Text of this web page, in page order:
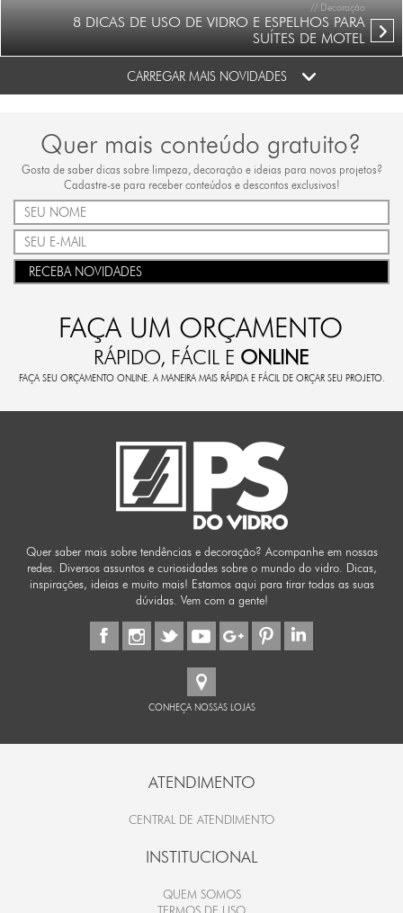
// Decoração
8 DICAS DE USO DE VIDRO E ESPELHOS PARA
SUÍTES DE MOTEL
CARREGAR MAIS NOVIDADES
Quer mais conteúdo gratuito?
Gosta de saber dicas sobre limpeza, decoração e ideias para novos projetos?
Cadastre-se para receber conteúdos e descontos exclusivos!
RECEBA NOVIDADES
FAÇA UM ORÇAMENTO
RÁPIDO, FÁCIL E ONLINE
FAÇA SEU ORÇAMENTO ONLINE. A MANEIRA MAIS RÁPIDA E FÁCIL DE ORÇAR SEU PROJETO.
Quer saber mais sobre tendências e decoração? Acompanhe em nossas
redes. Diversos assuntos e curiosidades sobre o mundo do vidro. Dicas,
inspirações, ideias e muito mais! Estamos aqui para tirar todas as suas
dúvidas. Vem com a gente!
CONHEÇA NOSSAS LOJAS
ATENDIMENTO
CENTRAL DE ATENDIMENTO
INSTITUCIONAL
QUEM SOMOS
TERMOS DE USO